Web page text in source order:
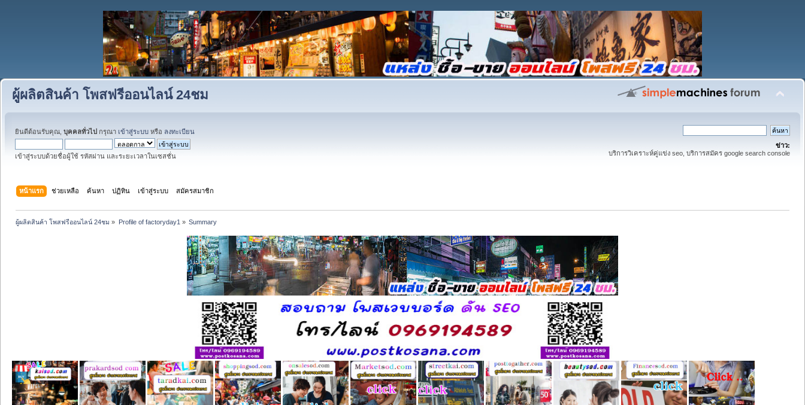
ผู้ผลิตสินค้า โพสฟรีออนไลน์ 24ชม
ยินดีต้อนรับคุณ, บุคคลทั่วไป กรุณา เข้าสู่ระบบ หรือ ลงทะเบียน
เข้าสู่ระบบด้วยชื่อผู้ใช้ รหัสผ่าน และระยะเวลาในเซสชั่น
ข่าว:
บริการวิเคราะห์คู่แข่ง seo, บริการสมัคร google search console
หน้าแรก ช่วยเหลือ ค้นหา ปฏิทิน เข้าสู่ระบบ สมัครสมาชิก
ผู้ผลิตสินค้า โพสฟรีออนไลน์ 24ชม » Profile of factoryday1 » Summary